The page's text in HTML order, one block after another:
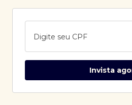
Digite seu CPF
Invista